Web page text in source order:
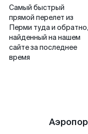
Самый быстрый
прямой перелет из
Перми туда и обратно,
найденный на нашем
сайте за последнее
время